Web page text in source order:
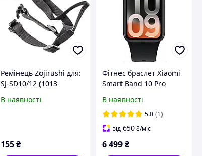
Ремінець Zojirushi для:
SJ-SD10/12 (1013-
В наявності
155 ₴
Фітнес браслет Xiaomi
Smart Band 10 Pro
Black (1207856)
В наявності
5.0 (1)
від650₴/міс
6 499₴